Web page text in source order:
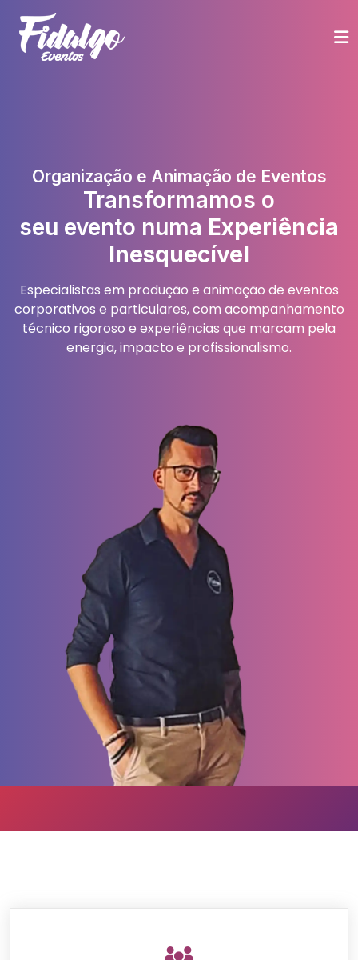
Organização e Animação de Eventos
Transformamos o
seu evento numa Experiência
Inesquecível
Especialistas em produção e animação de eventos
corporativos e particulares, com acompanhamento
técnico rigoroso e experiências que marcam pela
energia, impacto e profissionalismo.